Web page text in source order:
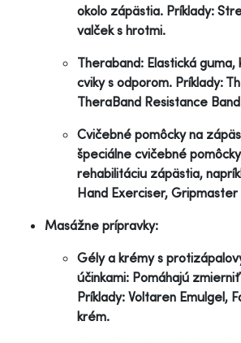
okolo zápästia. Príklady:
valček s hrotmi.
Theraband: Elastická
cviky s odporom. Príklady:
TheraBand Resistance
Cvičebné pomôcky na
špeciálne cvičebné
rehabilitáciu zápästia,
Hand Exerciser,
Masážne prípravky:
Gély a krémy s
účinkami: Pomáhajú
Príklady: Voltaren Emulgel,
krém.